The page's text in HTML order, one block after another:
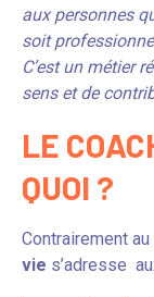
aux personnes
soit
C’est un métier
sens et de
LE
QUOI ?
Contrairement
vie s’adresse